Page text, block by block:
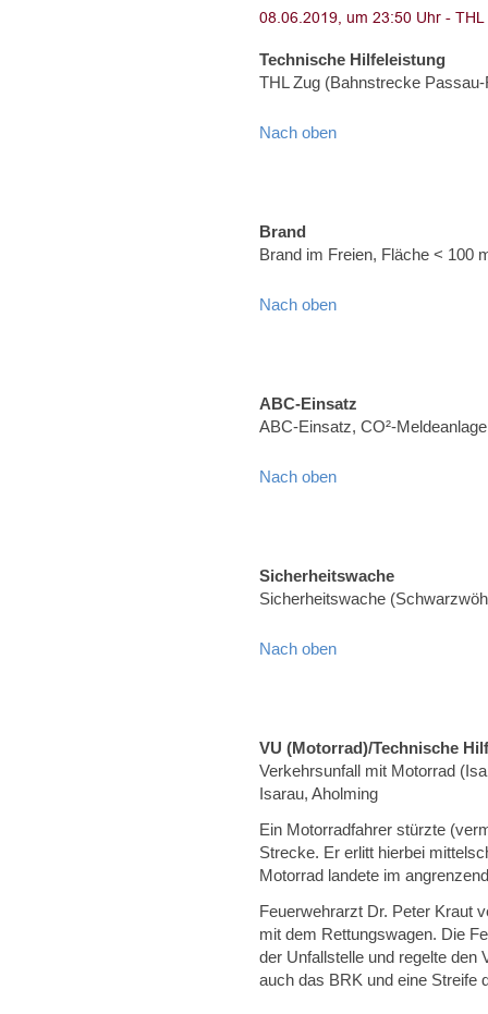
Technische Hilfeleistung
THL Zug (Bahnstrecke
Nach oben
Brand
Brand im Freien, Fläche < 100
Nach oben
ABC-Einsatz
ABC-Einsatz, CO²-
Nach oben
Sicherheitswache
Sicherheitswache
Nach oben
VU (Motorrad)/Technische
Verkehrsunfall mit Motorrad
Isarau, Aholming
Ein Motorradfahrer stürzte
Strecke. Er erlitt hierbei
Motorrad landete im
Feuerwehrarzt Dr. Peter Kraut
mit dem Rettungswagen. Die
der Unfallstelle und regelte den
auch das BRK und eine Streife